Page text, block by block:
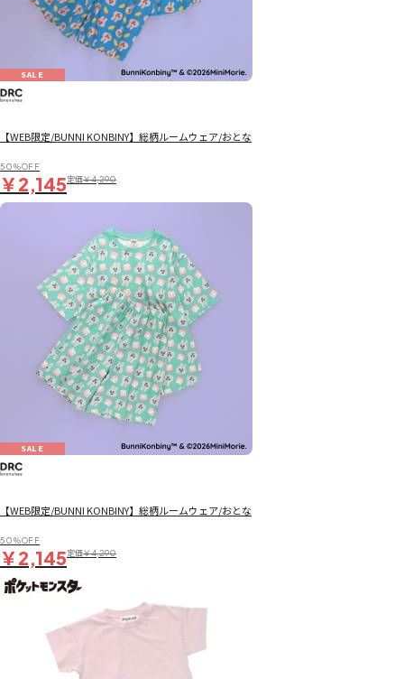
SALE
【WEB限定/BUNNI KONBINY】総柄ルームウェア/おとな
50％OFF
￥2,145定価￥4,290
SALE
【WEB限定/BUNNI KONBINY】総柄ルームウェア/おとな
50％OFF
￥2,145定価￥4,290